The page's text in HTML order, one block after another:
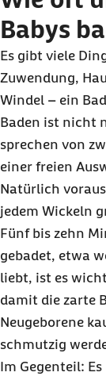
Babys
Es gibt viele
Zuwendung,
Windel – ein
Baden ist nicht
sprechen von
einer freien
Natürlich
jedem Wickeln
Fünf bis zehn
gebadet, etwa
liebt, ist es
damit die zarte
Neugeborene
schmutzig
Im Gegenteil: